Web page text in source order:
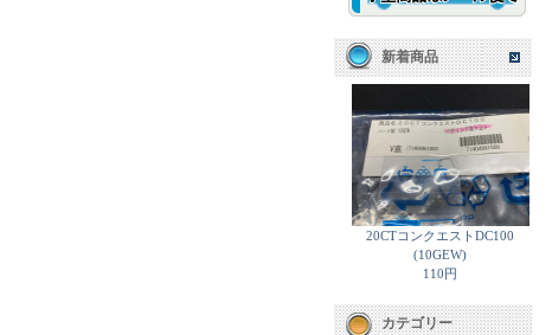
新着商品
20CTコンクエストDC100
(10GEW)
110円
カテゴリー